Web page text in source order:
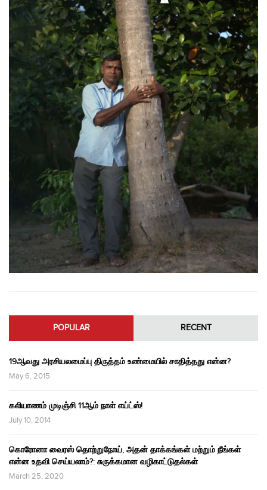
POPULAR RECENT
19ஆவது அரசியலமைப்பு திருத்தம் உண்மையில் சாதித்தது என்ன?
May 6, 2015
கலியாணம் முடிஞ்சி 11ஆம் நாள் எய்ட்ஸ்!
July 10, 2014
கொரோனா வைரஸ் தொற்றுநோய், அதன் தாக்கங்கள் மற்றும் நீங்கள்
என்ன உதவி செய்யலாம்?: சுருக்கமான வழிகாட்டுதல்கள்
March 25, 2020